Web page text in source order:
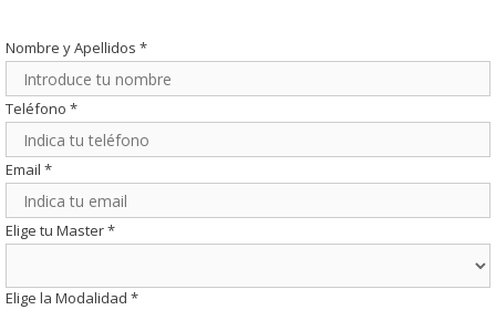
Nombre y Apellidos *
Teléfono *
Email *
Elige tu Master*
Elige la Modalidad *